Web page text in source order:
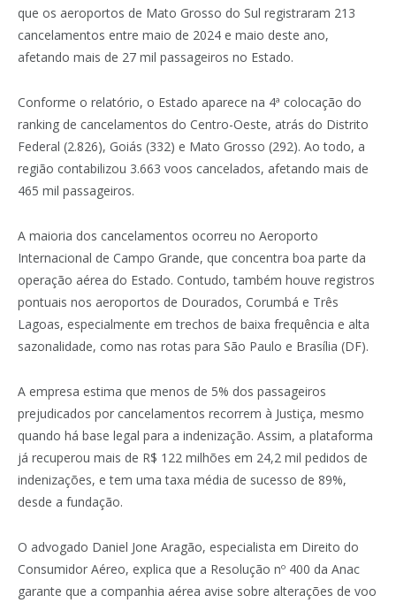
que os aeroportos de Mato Grosso do Sul registraram 213
cancelamentos entre maio de 2024 e maio deste ano,
afetando mais de 27 mil passageiros no Estado.
Conforme o relatório, o Estado aparece na 4ª colocação do
ranking de cancelamentos do Centro-Oeste, atrás do Distrito
Federal (2.826), Goiás (332) e Mato Grosso (292). Ao todo, a
região contabilizou 3.663 voos cancelados, afetando mais de
465 mil passageiros.
A maioria dos cancelamentos ocorreu no Aeroporto
Internacional de Campo Grande, que concentra boa parte da
operação aérea do Estado. Contudo, também houve registros
pontuais nos aeroportos de Dourados, Corumbá e Três
Lagoas, especialmente em trechos de baixa frequência e alta
sazonalidade, como nas rotas para São Paulo e Brasília (DF).
A empresa estima que menos de 5% dos passageiros
prejudicados por cancelamentos recorrem à Justiça, mesmo
quando há base legal para a indenização. Assim, a plataforma
já recuperou mais de R$ 122 milhões em 24,2 mil pedidos de
indenizações, e tem uma taxa média de sucesso de 89%,
desde a fundação.
O advogado Daniel Jone Aragão, especialista em Direito do
Consumidor Aéreo, explica que a Resolução nº 400 da Anac
garante que a companhia aérea avise sobre alterações de voo